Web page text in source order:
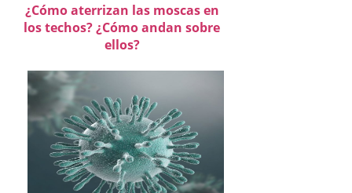
¿Cómo aterrizan las moscas en
los techos? ¿Cómo andan sobre
ellos?